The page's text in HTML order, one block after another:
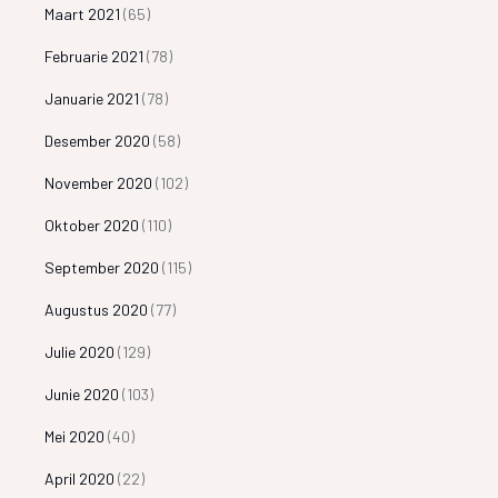
Maart 2021 (65)
Februarie 2021 (78)
Januarie 2021 (78)
Desember 2020 (58)
November 2020 (102)
Oktober 2020 (110)
September 2020 (115)
Augustus 2020 (77)
Julie 2020 (129)
Junie 2020 (103)
Mei 2020 (40)
April 2020 (22)